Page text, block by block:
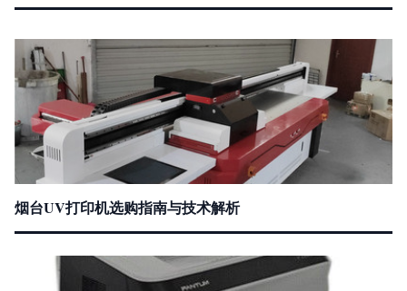
烟台UV打印机选购指南与技术解析